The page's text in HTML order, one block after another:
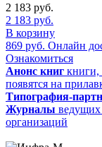
2 183 руб.
2 183 руб.
В корзину
869 руб. Онлайн
Ознакомиться
Анонс книг книги,
появятся на
Типография-
Журналы ведущих
организаций